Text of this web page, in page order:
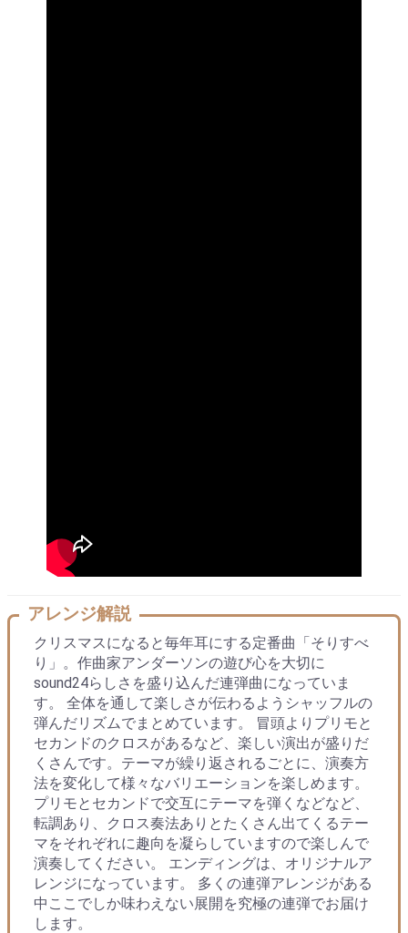
アレンジ解説
クリスマスになると毎年耳にする定番曲「そりすべ
り」。作曲家アンダーソンの遊び心を大切に
sound24らしさを盛り込んだ連弾曲になっていま
す。 全体を通して楽しさが伝わるようシャッフルの
弾んだリズムでまとめています。 冒頭よりプリモと
セカンドのクロスがあるなど、楽しい演出が盛りだ
くさんです。テーマが繰り返されるごとに、演奏方
法を変化して様々なバリエーションを楽しめます。
プリモとセカンドで交互にテーマを弾くなどなど、
転調あり、クロス奏法ありとたくさん出てくるテー
マをそれぞれに趣向を凝らしていますので楽しんで
演奏してください。 エンディングは、オリジナルア
レンジになっています。 多くの連弾アレンジがある
中ここでしか味わえない展開を究極の連弾でお届け
します。